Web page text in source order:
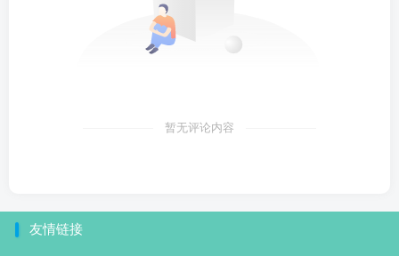
暂无评论内容
友情链接